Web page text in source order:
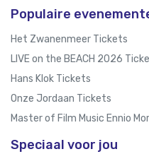
Populaire
Het Zwanenmeer Tickets
LIVE on the BEACH 2026
Hans Klok Tickets
Onze Jordaan Tickets
Master of Film Music Ennio
Speciaal voor jou